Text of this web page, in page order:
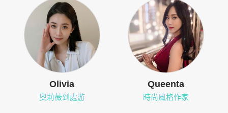
Olivia
奧莉薇到處游
Queenta
時尚風格作家